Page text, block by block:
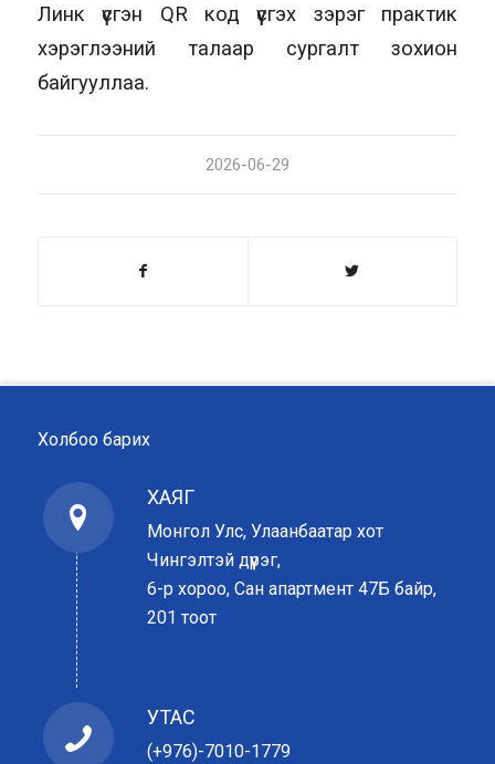
Линк үүсгэн QR код үүсгэх зэрэг практик
хэрэглээний талаар сургалт зохион
байгууллаа.
2026-06-29
Холбоо барих
ХАЯГ
Монгол Улс, Улаанбаатар хот
Чингэлтэй дүүрэг,
6-р хороо, Сан апартмент 47Б байр,
201 тоот
УТАС
(+976)-7010-1779